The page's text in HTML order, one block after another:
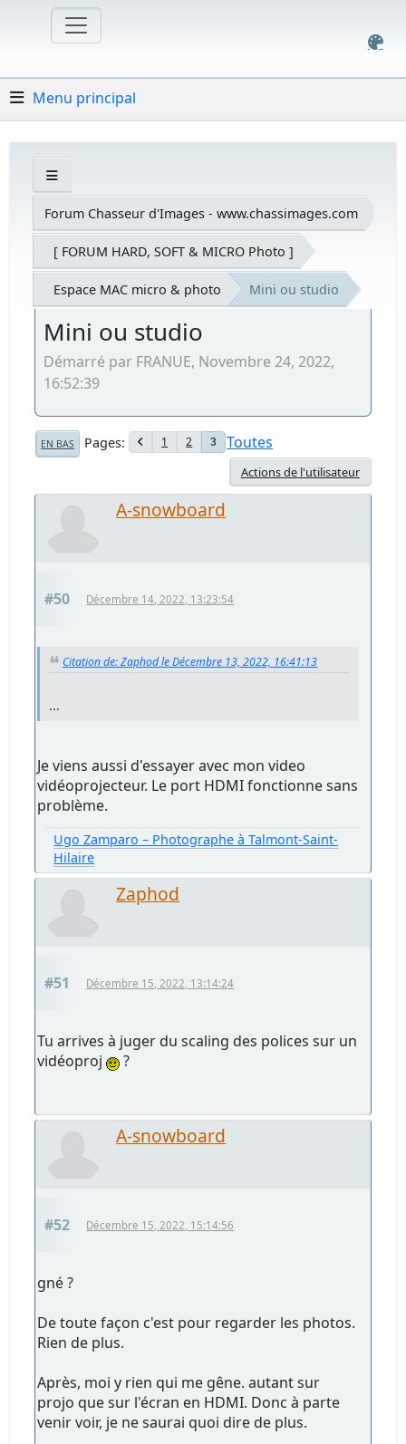
Menu principal
Forum Chasseur d'Images - www.chassimages.com
[ FORUM HARD, SOFT & MICRO Photo ]
Espace MAC micro & photo Mini ou studio
Mini ou studio
Démarré par FRANUE, Novembre 24, 2022,
16:52:39
EN BAS Pages 1 2 3 Toutes
Actions de l'utilisateur
A-snowboard
#50 Décembre 14, 2022, 13:23:54
Citation de: Zaphod le Décembre 13, 2022, 16:41:13
...
Je viens aussi d'essayer avec mon video
vidéoprojecteur. Le port HDMI fonctionne sans
problème.
Ugo Zamparo – Photographe à Talmont-Saint-
Hilaire
Zaphod
#51 Décembre 15, 2022, 13:14:24
Tu arrives à juger du scaling des polices sur un
vidéoproj
?
A-snowboard
#52 Décembre 15, 2022, 15:14:56
gné ?
De toute façon c'est pour regarder les photos.
Rien de plus.
Après, moi y rien qui me gêne. autant sur
projo que sur l'écran en HDMI. Donc à parte
venir voir, je ne saurai quoi dire de plus.